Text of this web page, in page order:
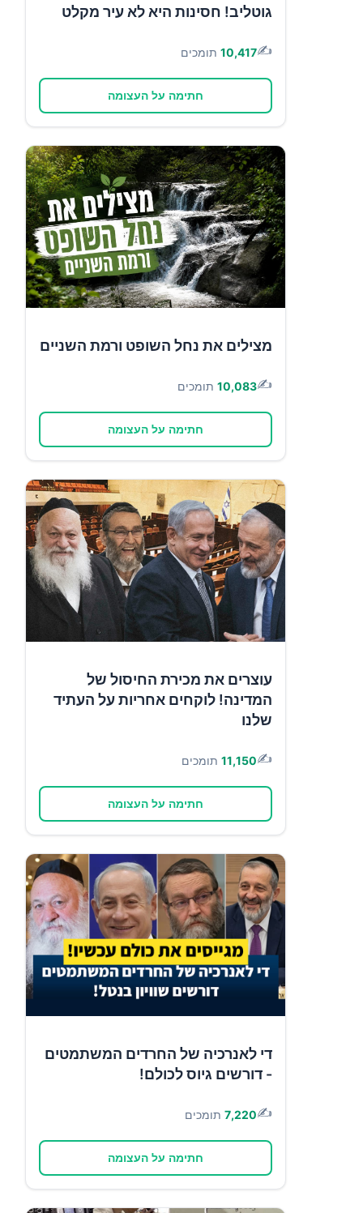
גוטליב! חסינות היא לא עיר מקלט
✍️
10,417 תומכים
חתימה על העצומה
מצילים את נחל השופט ורמת השניים
✍️
10,083 תומכים
חתימה על העצומה
עוצרים את מכירת החיסול של
המדינה! לוקחים אחריות על העתיד
שלנו
✍️
11,150 תומכים
חתימה על העצומה
די לאנרכיה של החרדים המשתמטים
- דורשים גיוס לכולם!
✍️
7,220 תומכים
חתימה על העצומה